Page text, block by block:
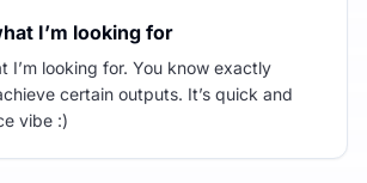
I’m looking for
I’m looking for. You know exactly
certain outputs. It’s quick and
vibe :)